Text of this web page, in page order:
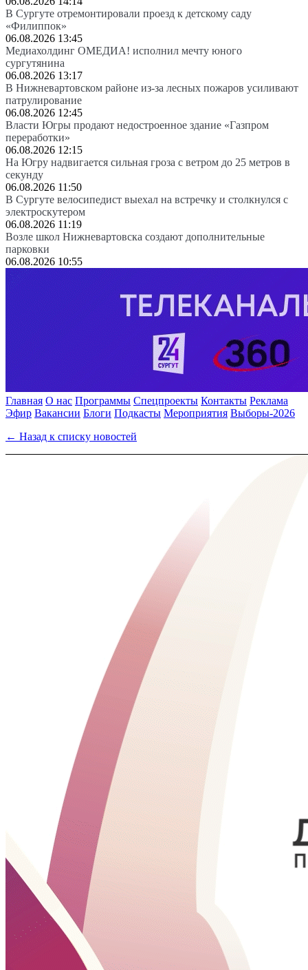
В Сургуте отремонтировали проезд к детскому саду
«Филиппок»
06.08.2026 13:45
Медиахолдинг ОМЕДИА! исполнил мечту юного
сургутянина
06.08.2026 13:17
В Нижневартовском районе из-за лесных пожаров усиливают
патрулирование
06.08.2026 12:45
Власти Югры продают недостроенное здание «Газпром
переработки»
06.08.2026 12:15
На Югру надвигается сильная гроза с ветром до 25 метров в
секунду
06.08.2026 11:50
В Сургуте велосипедист выехал на встречку и столкнулся с
электроскутером
06.08.2026 11:19
Возле школ Нижневартовска создают дополнительные
парковки
06.08.2026 10:55
Главная О нас Программы Спецпроекты Контакты Реклама
Эфир Вакансии Блоги Подкасты Мероприятия Выборы-2026
← Назад к списку новостей